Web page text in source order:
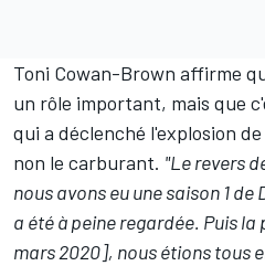
Toni Cowan-Brown affirme
un rôle important, mais que
qui a déclenché l'explosion
non le carburant. "Le revers
nous avons eu une saison 1 de
a été à peine regardée. Puis
mars 2020], nous étions tous